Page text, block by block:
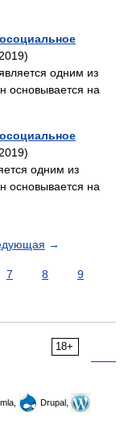
одним из
основывается на
одним из
основывается на
→
7 8
9
18+
Drupal,